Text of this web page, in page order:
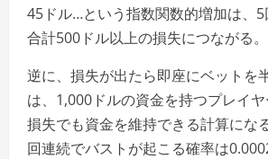
45ドル…という指数関数的増加は、
合計500ドル以上の損失につながる。
逆に、損失が出たら即座にベットを
は、1,000ドルの資金を持つプレイ
損失でも資金を維持できる計算にな
回連続でバストが起こる確率は